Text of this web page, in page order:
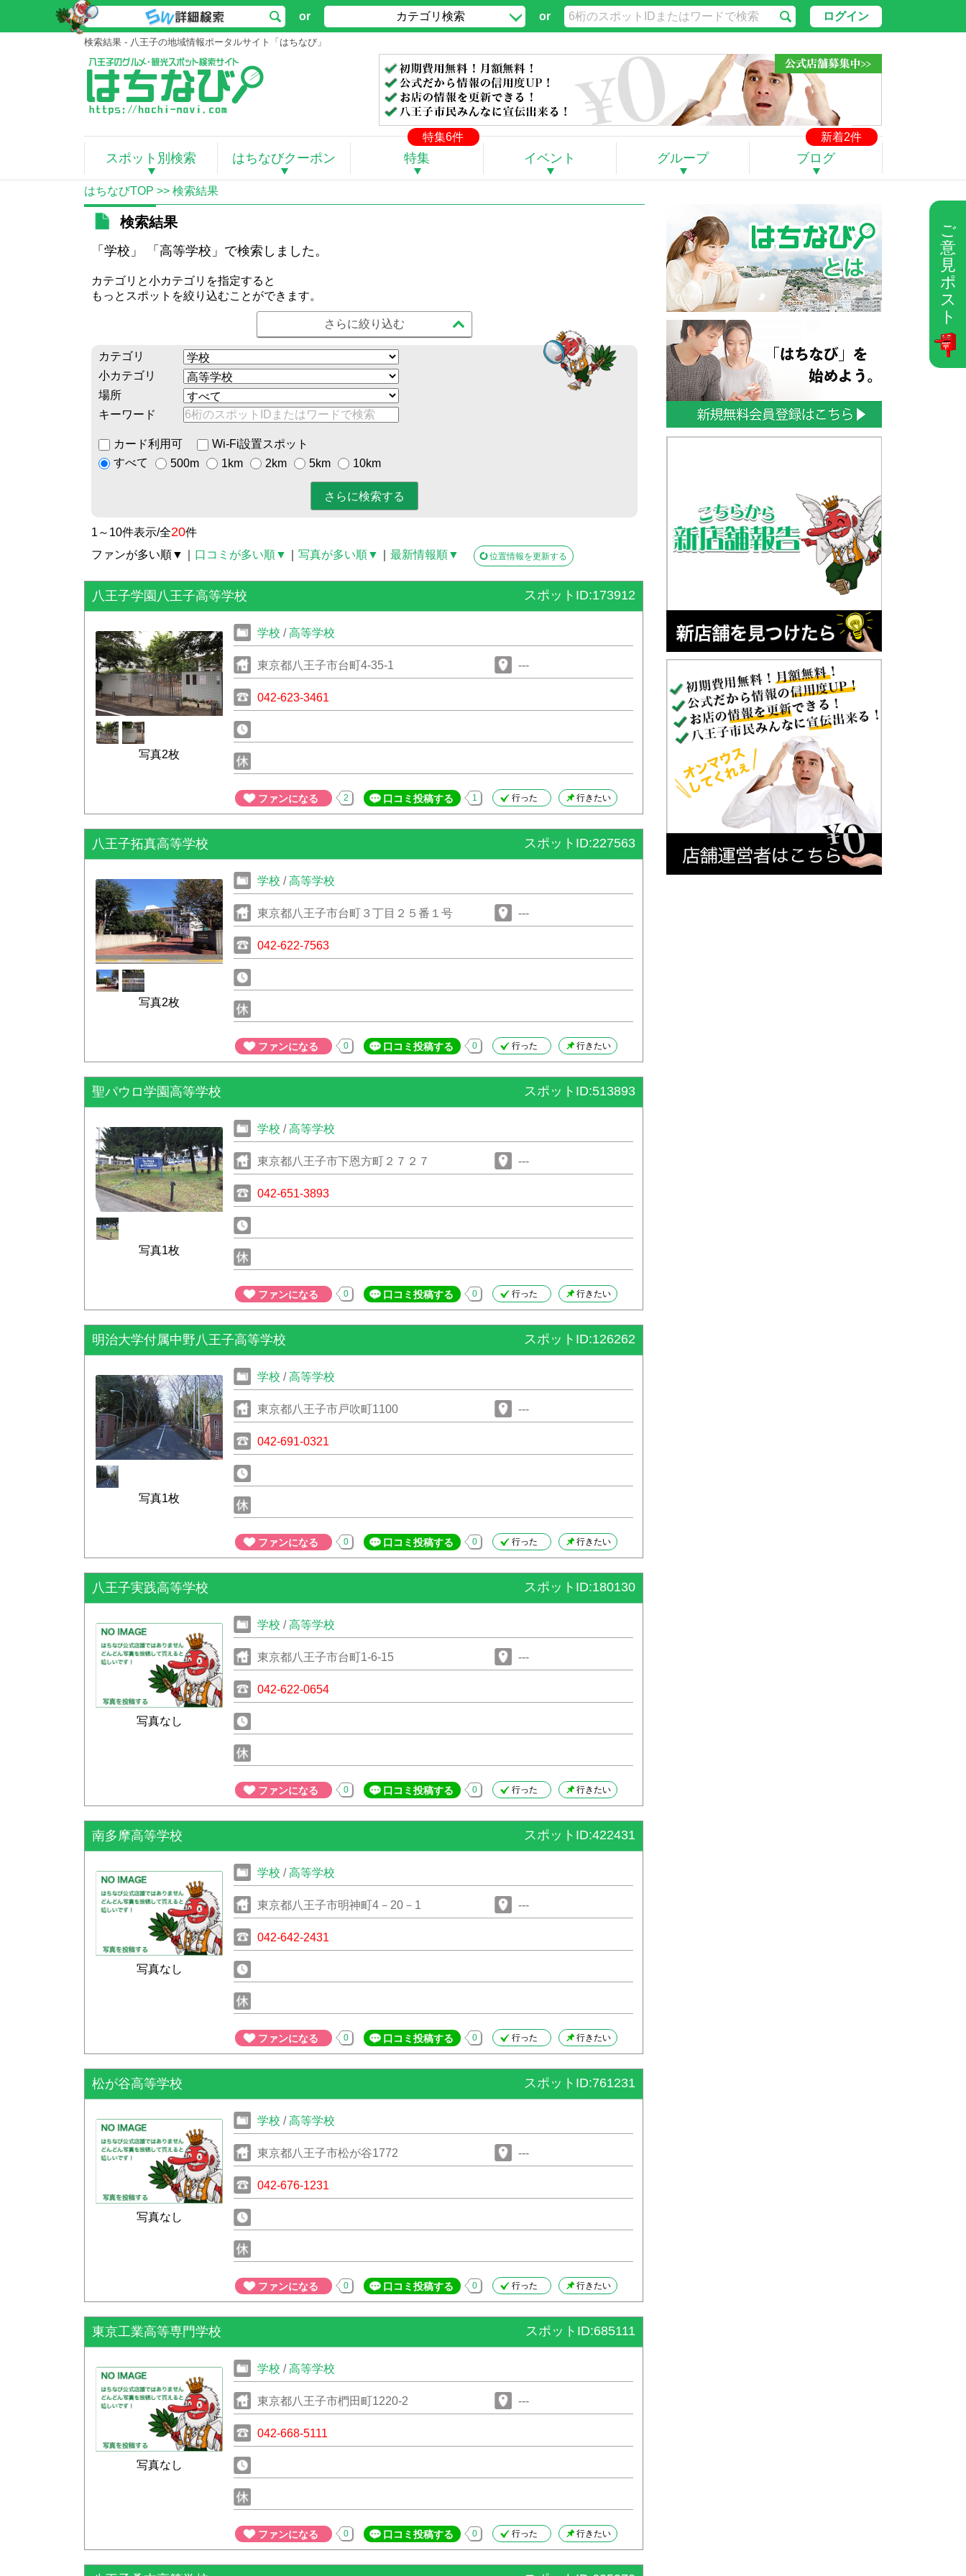
ご
意
見
ポ
ス
ト
or カテゴリ検索 or ログイン
検索結果 - 八王子の地域情報ポータルサイト「はちなび」
特集6件 新着2件
スポット別検索 はちなびクーポン 特集 イベント グループ ブログ
はちなびTOP >> 検索結果
検索結果
「学校」 「高等学校」で検索しました。
カテゴリと小カテゴリを指定すると
もっとスポットを絞り込むことができます。
さらに絞り込む
カテゴリ
小カテゴリ
場所
キーワード
カード利用可
Wi-Fi設置スポット
すべて
500m 1km 2km 5km 10km
1～10件表示/全20件
ファンが多い順▼
口コミが多い順▼ 写真が多い順▼ 最新情報順▼ 位置情報を更新する
八王子学園八王子高等学校 スポットID:173912
写真2枚
学校 /高等学校
東京都八王子市台町4-35-1 ---
042-623-3461
ファンになる 2 口コミ投稿する 1 行った 行きたい
八王子拓真高等学校 スポットID:227563
写真2枚
学校 /高等学校
東京都八王子市台町３丁目２５番１号 ---
042-622-7563
ファンになる 0 口コミ投稿する 0 行った 行きたい
聖パウロ学園高等学校 スポットID:513893
写真1枚
学校 /高等学校
東京都八王子市下恩方町２７２７ ---
042-651-3893
ファンになる 0 口コミ投稿する 0 行った 行きたい
明治大学付属中野八王子高等学校 スポットID:126262
写真1枚
学校 /高等学校
東京都八王子市戸吹町1100 ---
042-691-0321
ファンになる 0 口コミ投稿する 0 行った 行きたい
八王子実践高等学校 スポットID:180130
写真なし
学校 /高等学校
東京都八王子市台町1-6-15 ---
042-622-0654
ファンになる 0 口コミ投稿する 0 行った 行きたい
南多摩高等学校 スポットID:422431
写真なし
学校 /高等学校
東京都八王子市明神町4－20－1 ---
042-642-2431
ファンになる 0 口コミ投稿する 0 行った 行きたい
松が谷高等学校 スポットID:761231
写真なし
学校 /高等学校
東京都八王子市松が谷1772 ---
042-676-1231
ファンになる 0 口コミ投稿する 0 行った 行きたい
東京工業高等専門学校 スポットID:685111
写真なし
学校 /高等学校
東京都八王子市椚田町1220-2 ---
042-668-5111
ファンになる 0 口コミ投稿する 0 行った 行きたい